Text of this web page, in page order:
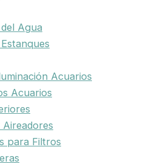
Agua
Acuarios
Acuarios
para Filtros